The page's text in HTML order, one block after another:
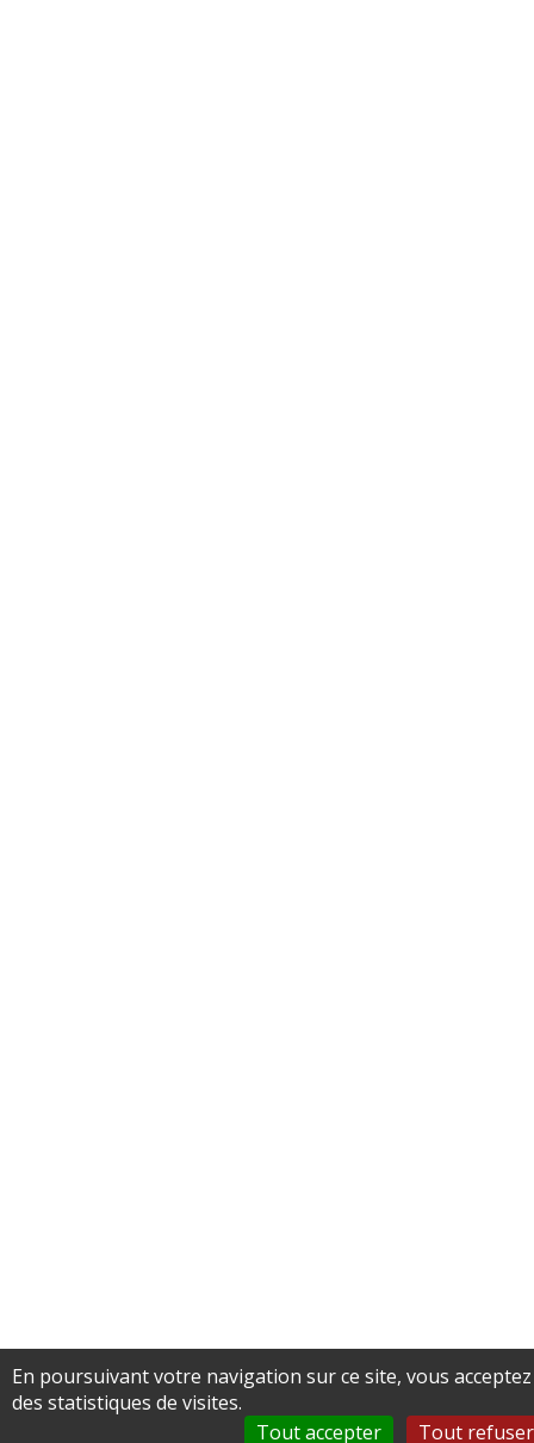
En poursuivant votre navigation sur ce site, vous
des statistiques de visites.
Tout accepter
Tout refuser